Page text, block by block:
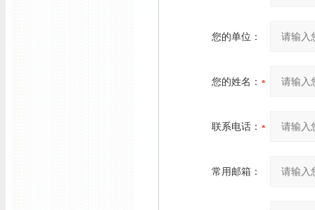
您的单位：
您的姓名：
联系电话：
常用邮箱：